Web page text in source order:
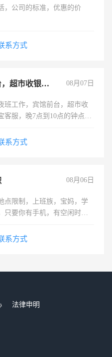
，公司的标准，优惠的价
系方式
宾馆前台，超市收银员，淘宝客服 08月07日
班工作，宾馆前台，超市收
客服，晚7点到10点的钟点
系方式
08月06日
点限制，上班族，宝妈，学
只要你有手机，有空闲时
十，每天挣零花钱没问题！
系方式
法律申明